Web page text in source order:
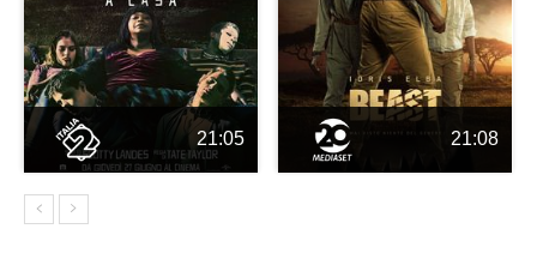
21:05 21:08